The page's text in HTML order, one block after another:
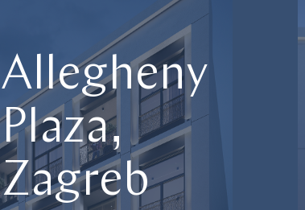
Allegheny
Plaza,
Zagreb